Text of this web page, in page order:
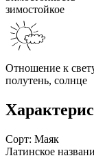
зимостойкое
Отношение к
полутень, солнце
Сорт: Маяк
Латинское